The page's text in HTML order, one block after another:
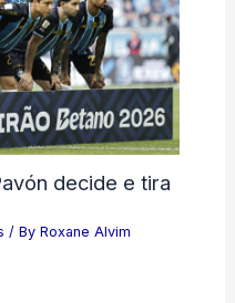
decide e tira
/ By Roxane Alvim